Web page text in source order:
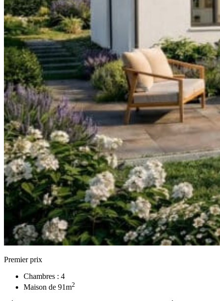
Premier prix
Chambres : 4
Maison de 91m2